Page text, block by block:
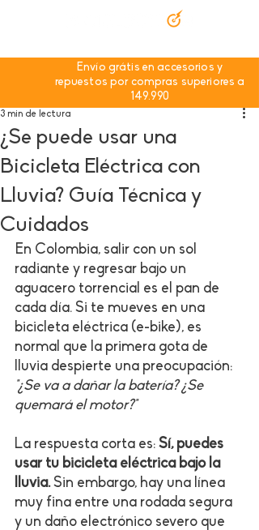
Envío grátis en accesorios y
repuestos por compras superiores a
149.990
¿Se puede usar una
Bicicleta Eléctrica con
Lluvia? Guía Técnica y
Cuidados
3 min de lectura
En Colombia, salir con un sol
radiante y regresar bajo un
aguacero torrencial es el pan de
cada día. Si te mueves en una
bicicleta eléctrica (e-bike), es
normal que la primera gota de
lluvia despierte una preocupación:
"¿Se va a dañar la batería? ¿Se
quemará el motor?"
La respuesta corta es: Sí, puedes
usar tu bicicleta eléctrica bajo la
lluvia. Sin embargo, hay una línea
muy fina entre una rodada segura
y un daño electrónico severo que